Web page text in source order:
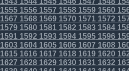
155515561557 155815591560
1567 15681569157015711572
1579158015811582 15831584
15911592 1593159415951596
16031604160516061607 1608
161516161617 161816191620
1627 16281629163016311632